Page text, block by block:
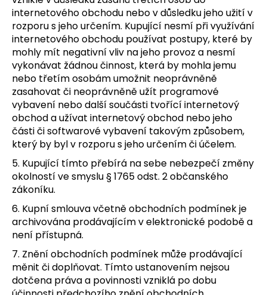
internetového obchodu nebo v důsledku jeho užití v
rozporu s jeho určením. Kupující nesmí při využívání
internetového obchodu používat postupy, které by
mohly mít negativní vliv na jeho provoz a nesmí
vykonávat žádnou činnost, která by mohla jemu
nebo třetím osobám umožnit neoprávněně
zasahovat či neoprávněně užít programové
vybavení nebo další součásti tvořící internetový
obchod a užívat internetový obchod nebo jeho
části či softwarové vybavení takovým způsobem,
který by byl v rozporu s jeho určením či účelem.
5. Kupující tímto přebírá na sebe nebezpečí změny
okolností ve smyslu § 1765 odst. 2 občanského
zákoníku.
6. Kupní smlouva včetně obchodních podmínek je
archivována prodávajícím v elektronické podobě a
není přístupná.
7. Znění obchodních podmínek může prodávající
měnit či doplňovat. Tímto ustanovením nejsou
dotčena práva a povinnosti vzniklá po dobu